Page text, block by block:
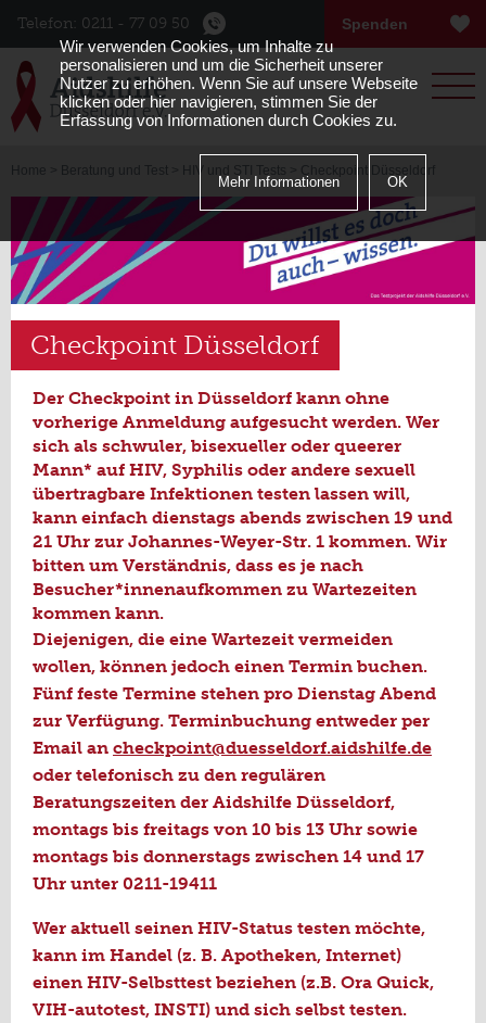
Wir verwenden Cookies, um Inhalte zu
personalisieren und um die Sicherheit unserer
Nutzer zu erhöhen. Wenn Sie auf unsere Webseite
klicken oder hier navigieren, stimmen Sie der
Erfassung von Informationen durch Cookies zu.
OK
Mehr Informationen
Telefon: 0211 - 77 09 50 Spenden
Home Beratung und Test HIV und STI Tests > Checkpoint Düsseldorf
Checkpoint Düsseldorf
Der Checkpoint in Düsseldorf kann ohne
vorherige Anmeldung aufgesucht werden. Wer
sich als schwuler, bisexueller oder queerer
Mann* auf HIV, Syphilis oder andere sexuell
übertragbare Infektionen testen lassen will,
kann einfach dienstags abends zwischen 19 und
21 Uhr zur Johannes-Weyer-Str. 1 kommen. Wir
bitten um Verständnis, dass es je nach
Besucher*innenaufkommen zu Wartezeiten
kommen kann.
Diejenigen, die eine Wartezeit vermeiden
wollen, können jedoch einen Termin buchen.
Fünf feste Termine stehen pro Dienstag Abend
zur Verfügung. Terminbuchung entweder per
Email an checkpoint@duesseldorf.aidshilfe.de
oder telefonisch zu den regulären
Beratungszeiten der Aidshilfe Düsseldorf,
montags bis freitags von 10 bis 13 Uhr sowie
montags bis donnerstags zwischen 14 und 17
Uhr unter 0211-19411
Wer aktuell seinen HIV-Status testen möchte,
kann im Handel (z. B. Apotheken, Internet)
einen HIV-Selbsttest beziehen (z.B. Ora Quick,
VIH-autotest, INSTI) und sich selbst testen.